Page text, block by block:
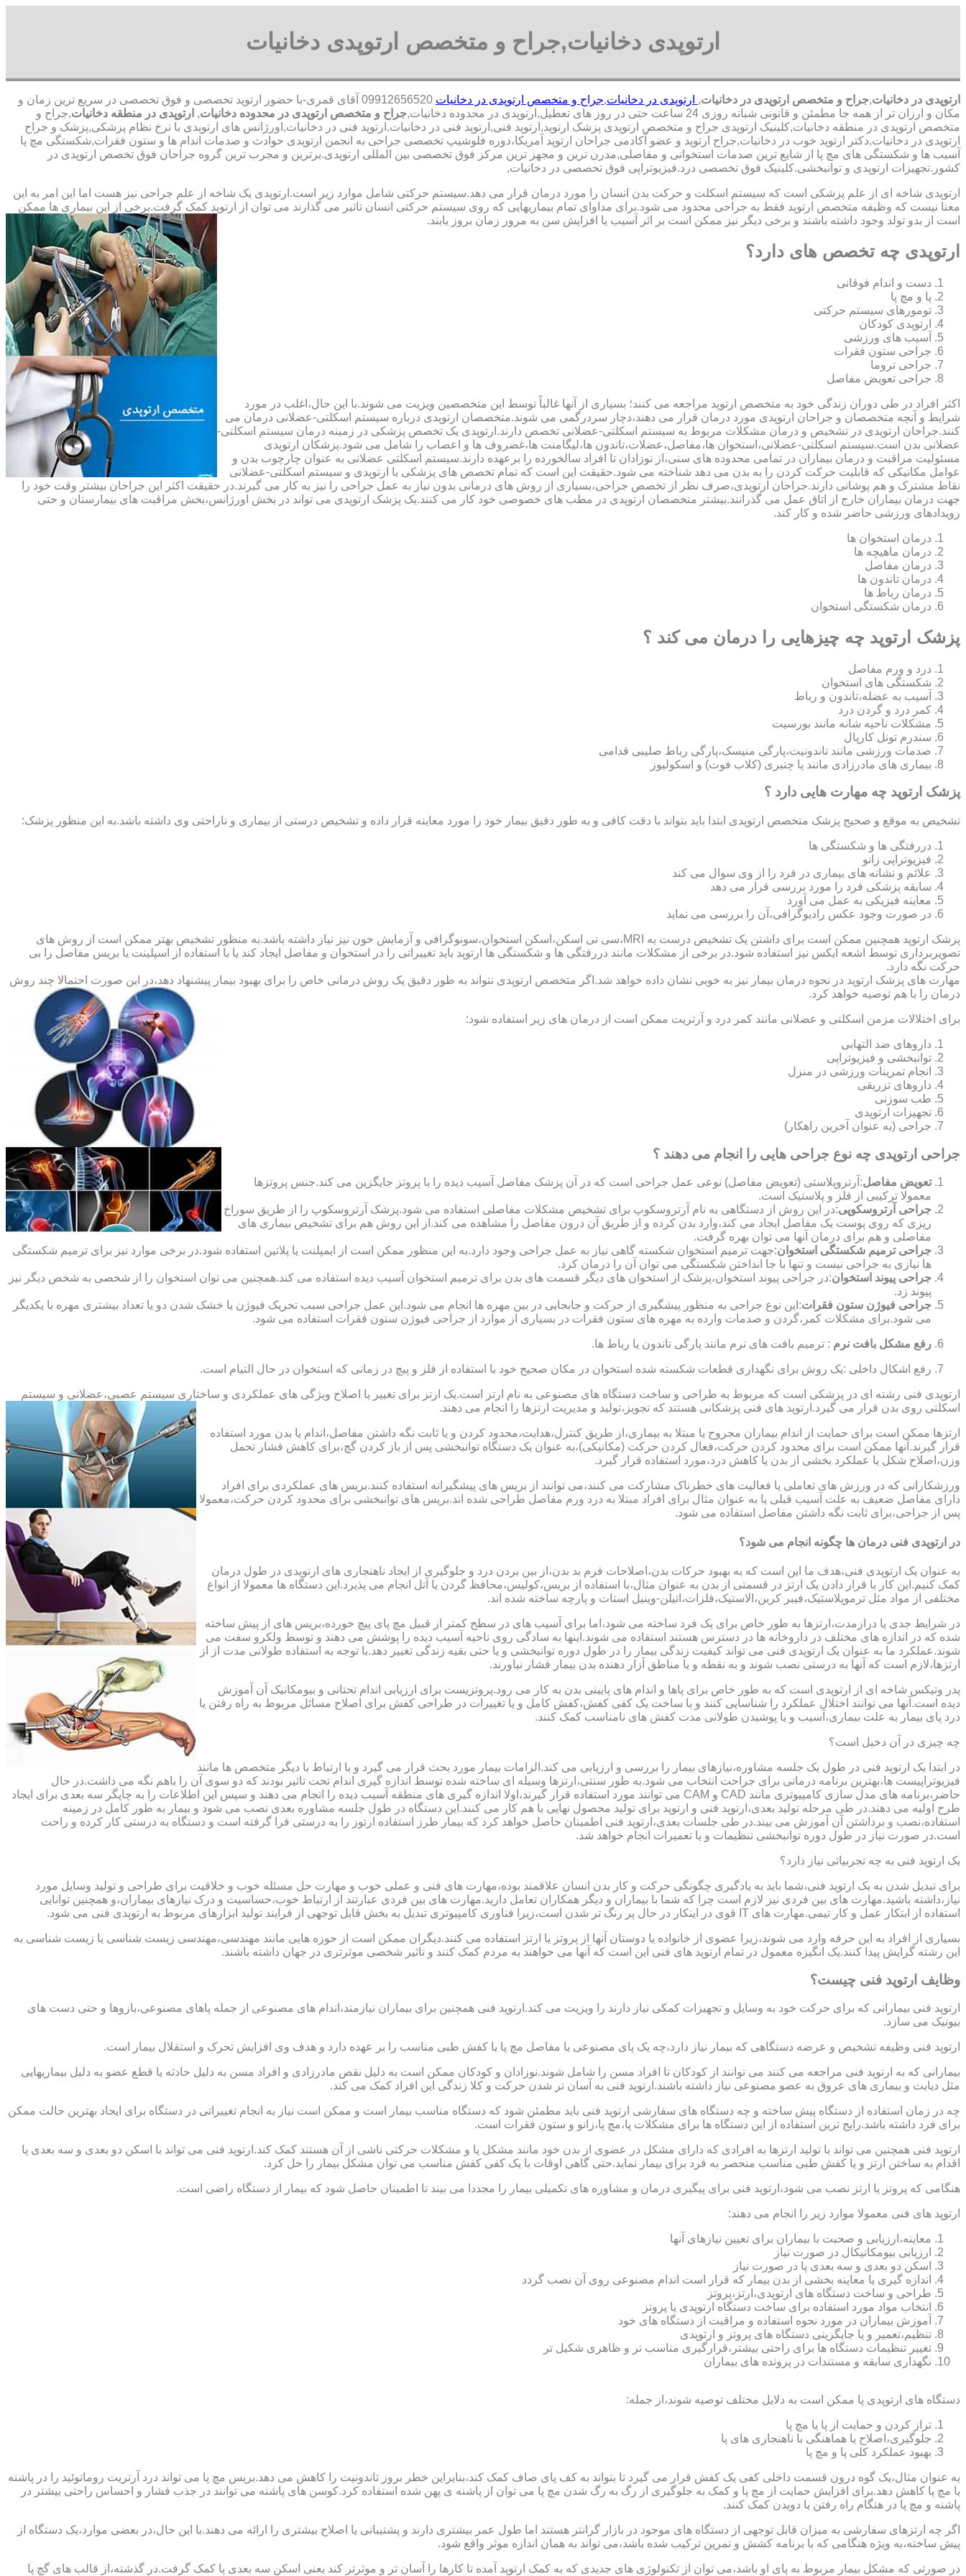
ارتوپدی دخانیات,جراح و متخصص ارتوپدی دخانیات
ارتوپدی در دخانیات,جراح و متخصص ارتوپدی در دخانیات, ارتوپدی در دخانیات,جراح و متخصص ارتوپدی در دخانیات
09912656520 آقای قمری-با حضور ارتوپد تخصصی و فوق تخصصی در سریع ترین زمان و
مکان و ارزان تر از همه جا مطمئن و قانونی شبانه روزی 24 ساعت حتی در روز های تعطیل,ارتوپدی در محدوده دخانیات,
جراح و متخصص ارتوپدی در محدوده دخانیات, ارتوپدی در منطقه دخانیات,جراح و
متخصص ارتوپدی در منطقه دخانیات,کلینیک ارتوپدی جراح و متخصص ارتوپدی پزشک ارتوپد,ارتوپد فنی,ارتوپد فنی در دخانیات,ارتوپد فنی در دخانیات,اورژانس های ارتوپدی با نرخ نظام پزشکی,پزشک و جراح
ارتوپدی در دخانیات,دکتر ارتوپد خوب در دخانیات,جراح ارتوپد و عضو آکادمی جراحان ارتوپد آمریکا،دوره فلوشیپ تخصصی جراحی به انجمن ارتوپدی حوادث و صدمات اندام ها و ستون فقرات,شکستگی مچ پا
آسیب ها و شکستگی های مچ پا از شایع ترین صدمات استخوانی و مفاصلی,مدرن ترین و مجهز ترین مرکز فوق تخصصی بین المللی ارتوپدی.برترین ‏و ‏مجرب ‏ترین ‏گروه ‏جراحان ‏فوق ‏تخصص ‏ارتوپدی ‏در
‏کشور.تجهیزات ارتوپدی و توانبخشی.کلینیک فوق تخصصی درد.فیزیوتراپی فوق تخصصی در دخانیات,
ارتوپدی شاخه ای از علم پزشکی است که سیستم اسکلت و حرکت بدن انسان را مورد درمان قرار می دهد.سیستم حرکتی شامل موارد زیر است.ارتوپدی یک شاخه از علم جراحی نیز هست اما این امر به این
معنا نیست که وظیفه متخصص ارتوپد فقط به جراحی محدود می شود.برای مداوای تمام بیماریهایی که روی سیستم حرکتی انسان تاثیر می گذارند می توان از ارتوپد کمک گرفت.برخی از این بیماری ها ممکن
است از بدو تولد وجود داشته باشند و برخی دیگر نیز ممکن است بر اثر آسیب یا افزایش سن به مرور زمان بروز یابند.
ارتوپدی چه تخصص های دارد؟
دست و اندام فوقانی
پا و مچ پا
تومورهای سیستم حرکتی
ارتوپدی کودکان
آسیب های ورزشی
جراحی ستون فقرات
جراحی تروما
جراحی تعویض مفاصل
اکثر افراد در طی دوران زندگی خود به متخصص ارتوپد مراجعه می کنند؛ بسیاری از آنها غالباً توسط این متخصصین ویزیت می شوند.با این حال،اغلب در مورد
شرایط و آنچه متخصصان و جراحان ارتوپدی مورد درمان قرار می دهند،دچار سردرگمی می شوند.متخصصان ارتوپدی درباره سیستم اسکلتی-عضلانی درمان می
کنند.جراحان ارتوپدی در تشخیص و درمان مشکلات مربوط به سیستم اسکلتی-عضلانی تخصص دارند.ارتوپدی یک تخصص پزشکی در زمینه درمان سیستم اسکلتی-
عضلانی بدن است.سیستم اسکلتی-عضلانی،استخوان ها،مفاصل،عضلات،تاندون ها،لیگامنت ها،غضروف ها و اعصاب را شامل می شود.پزشکان ارتوپدی
مسئولیت مراقبت و درمان بیماران در تمامی محدوده های سنی،از نوزادان تا افراد سالخورده را برعهده دارند.سیستم اسکلتی عضلانی به عنوان چارچوب بدن و
عوامل مکانیکی که قابلیت حرکت کردن را به بدن می دهد شناخته می شود.حقیقت این است که تمام تخصص های پزشکی با ارتوپدی و سیستم اسکلتی-عضلانی
نقاط مشترک و هم پوشانی دارند.جراحان ارتوپدی،صرف نظر از تخصص جراحی،بسیاری از روش های درمانی بدون نیاز به عمل جراحی را نیز به کار می گیرند.در حقیقت اکثر این جراحان بیشتر وقت خود را
جهت درمان بیماران خارج از اتاق عمل می گذرانند.بیشتر متخصصان ارتوپدی در مطب های خصوصی خود کار می کنند.یک پزشک ارتوپدی می تواند در بخش اورژانس،بخش مراقبت های بیمارستان و حتی
رویدادهای ورزشی حاضر شده و کار کند.
درمان استخوان ها
درمان ماهیچه ها
درمان مفاصل
درمان تاندون ها
درمان رباط ها
درمان شکستگی استخوان
پزشک ارتوپد چه چیزهایی را درمان می کند ؟
درد و ورم مفاصل
شکستگی های استخوان
آسیب به عضله،تاندون و رباط
کمر درد و گردن درد
مشکلات ناحیه شانه مانند بورسیت
سندرم تونل کارپال
صدمات ورزشی مانند تاندونیت،پارگی منیسک،پارگی رباط صلیبی قدامی
بیماری های مادرزادی مانند پا چنبری (کلاب فوت) و اسکولیوز
پزشک ارتوپد چه مهارت هایی دارد ؟
تشخیص به موقع و صحیح پزشک متخصص ارتوپدی ابتدا باید بتواند با دقت کافی و به طور دقیق بیمار خود را مورد معاینه قرار داده و تشخیص درستی از بیماری و ناراحتی وی داشته باشد.به این منظور پزشک:
دررفتگی ها و شکستگی ها
فیزیوتراپی زانو
علائم و نشانه های بیماری در فرد را از وی سوال می کند
سابقه پزشکی فرد را مورد بررسی قرار می دهد
معاینه فیزیکی به عمل می آورد
در صورت وجود عکس رادیوگرافی،آن را بررسی می‎ نماید
پزشک ارتوپد همچنین ممکن است برای داشتن یک تشخیص درست به MRI،سی تی اسکن،اسکن استخوان،سونوگرافی و آزمایش خون نیز نیاز داشته باشد.به منظور تشخیص بهتر ممکن است از روش های
تصویربرداری توسط اشعه ایکس نیز استفاده شود.در برخی از مشکلات مانند دررفتگی ها و شکستگی ها ارتوپد باید تغییراتی را در استخوان و مفاصل ایجاد کند یا با استفاده از اسپلینت یا بریس مفاصل را بی
حرکت نگه دارد.
مهارت های پزشک ارتوپد در نحوه درمان بیمار نیز به خوبی نشان داده خواهد شد.اگر متخصص ارتوپدی نتواند به طور دقیق یک روش درمانی خاص را برای بهبود بیمار پیشنهاد دهد،در این صورت احتمالا چند روش
درمان را با هم توصیه خواهد کرد.
برای اختلالات مزمن اسکلتی و عضلانی مانند کمر درد و آرتریت ممکن است از درمان های زیر استفاده شود:
داروهای ضد التهابی
توانبخشی و فیزیوتراپی
انجام تمرینات ورزشی در منزل
داروهای تزریقی
طب سوزنی
تجهیزات ارتوپدی
جراحی (به عنوان آخرین راهکار)
جراحی ارتوپدی چه نوع جراحی هایی را انجام می دهند ؟
تعویض مفاصل:آرتروپلاستی (تعویض مفاصل) نوعی عمل جراحی است که در آن پزشک مفاصل آسیب دیده را با پروتز جایگزین می کند.جنس پروتزها
معمولا ترکیبی از فلز و پلاستیک است.
جراحی آرتروسکوپی:در این روش از دستگاهی به نام آرتروسکوپ برای تشخیص مشکلات مفاصلی استفاده می شود.پزشک آرتروسکوپ را از طریق سوراخ
ریزی که روی پوست یک مفاصل ایجاد می کند،وارد بدن کرده و از طریق آن درون مفاصل را مشاهده می کند.از این روش هم برای تشخیص بیماری های
مفاصلی و هم برای درمان آنها می توان بهره گرفت.
جراحی ترمیم شکستگی استخوان:جهت ترمیم استخوان شکسته گاهی نیاز به عمل جراحی وجود دارد.به این منظور ممکن است از ایمپلنت یا پلاتین استفاده شود.در برخی موارد نیز برای ترمیم شکستگی
ها نیازی به جراحی نیست و تنها با جا انداختن شکستگی می توان آن را درمان کرد.
جراحی پیوند استخوان:در جراحی پیوند استخوان،پزشک از استخوان های دیگر قسمت های بدن برای ترمیم استخوان آسیب دیده استفاده می کند.همچنین می توان استخوان را از شخصی به شخص دیگر نیز
پیوند زد.
جراحی فیوژن ستون فقرات:این نوع جراحی به منظور پیشگیری از حرکت و جابجایی در بین مهره ها انجام می شود.این عمل جراحی سبب تحریک فیوژن یا خشک شدن دو یا تعداد بیشتری مهره با یکدیگر
می شود.برای مشکلات کمر،گردن و صدمات وارده به مهره های ستون فقرات در بسیاری از موارد از جراحی فیوژن ستون فقرات استفاده می شود.
رفع مشکل بافت نرم : ترمیم بافت های نرم مانند پارگی تاندون یا رباط ها.
رفع اشکال داخلی :یک روش برای نگهداری قطعات شکسته شده استخوان در مکان صحیح خود با استفاده از فلز و پیچ در زمانی که استخوان در حال التیام است.
ارتوپدی فنی رشته ای در پزشکی است که مربوط به طراحی و ساخت دستگاه های مصنوعی به نام ارتز است.یک ارتز برای تغییر یا اصلاح ویژگی های عملکردی و ساختاری سیستم عصبی،عضلانی و سیستم
اسکلتی روی بدن قرار می گیرد.ارتوپد های فنی پزشکانی هستند که تجویز،تولید و مدیریت ارتزها را انجام می دهند.
ارتزها ممکن است برای حمایت از اندام بیماران مجروح یا مبتلا به بیماری،از طریق کنترل،هدایت،محدود کردن و یا ثابت نگه داشتن مفاصل،اندام یا بدن مورد استفاده
قرار گیرند.آنها ممکن است برای محدود کردن حرکت،فعال کردن حرکت (مکانیکی)،به عنوان یک دستگاه توانبخشی پس از باز کردن گچ،برای کاهش فشار تحمل
وزن،اصلاح شکل یا عملکرد بخشی از بدن یا کاهش درد،مورد استفاده قرار گیرد.
ورزشکارانی که در ورزش های تعاملی یا فعالیت های خطرناک مشارکت می کنند،می توانند از بریس های پیشگیرانه استفاده کنند.بریس های عملکردی برای افراد
دارای مفاصل ضعیف به علت آسیب قبلی یا به عنوان مثال برای افراد مبتلا به درد ورم مفاصل طراحی شده اند.بریس های توانبخشی برای محدود کردن حرکت،معمولا
پس از جراحی،برای ثابت نگه داشتن مفاصل استفاده می شود.
در ارتوپدی فنی درمان ها چگونه انجام می شود؟
به عنوان یک ارتوپدی فنی،هدف ما این است که به بهبود حرکات بدن،اصلاحات فرم بد بدن،از بین بردن درد و جلوگیری از ایجاد ناهنجاری های ارتوپدی در طول درمان
کمک کنیم.این کار با قرار دادن یک ارتز در قسمتی از بدن به عنوان مثال،با استفاده از بریس،کولیس،محافظ گردن یا آتل انجام می پذیرد.این دستگاه ها معمولا از انواع
مختلفی از مواد مثل ترموپلاستیک،فیبر کربن،الاستیک،فلزات،اتیلن-وینیل استات و پارچه ساخته شده اند.
در شرایط جدی یا درازمدت،ارتزها به طور خاص برای یک فرد ساخته می شود،اما برای آسیب های در سطح کمتر از قبیل مچ پای پیچ خورده،بریس های از پیش ساخته
شده که در اندازه های مختلف در داروخانه ها در دسترس هستند استفاده می شوند.اینها به سادگی روی ناحیه آسیب دیده را پوشش می دهند و توسط ولکرو سفت می
شوند.عملکرد ما به عنوان یک ارتوپدی فنی می تواند کیفیت زندگی بیمار را در طول دوره توانبخشی و یا حتی بقیه زندگی تغییر دهد.با توجه به استفاده طولانی مدت از از
ارتزها،لازم است که آنها به درستی نصب شوند و به نقطه و یا مناطق آزار دهنده بدن بیمار فشار نیاورند.
پدر وتیکس شاخه ای از ارتوپدی است که به طور خاص برای پاها و اندام های پایینی بدن به کار می رود.پروتزیست برای ارزیابی اندام تحتانی و بیومکانیک آن آموزش
دیده است.آنها می توانند اختلال عملکرد را شناسایی کنند و با ساخت یک کفی کفش،کفش کامل و یا تغییرات در طراحی کفش برای اصلاح مسائل مربوط به راه رفتن یا
درد پای بیمار به علت بیماری،آسیب و یا پوشیدن طولانی مدت کفش های نامناسب کمک کنند.
چه چیزی در آن دخیل است؟
در ابتدا یک ارتوپد فنی در طول یک جلسه مشاوره،نیازهای بیمار را بررسی و ارزیابی می کند.الزامات بیمار مورد بحث قرار می گیرد و با ارتباط با دیگر متخصص ها مانند
فیزیوتراپیست ها،بهترین برنامه درمانی برای جراحت انتخاب می شود.به طور سنتی،ارتزها وسیله ای ساخته شده توسط اندازه گیری اندام تحت تاثیر بودند که دو سوی آن را باهم نگه می داشت.در حال
حاضر،برنامه های مدل سازی کامپیوتری مانند CAD و CAM می توانند مورد استفاده قرار گیرند،اولا اندازه گیری های منطقه آسیب دیده را انجام می دهند و سپس این اطلاعات را به چاپگر سه بعدی برای ایجاد
طرح اولیه می دهند.در طی مرحله تولید بعدی،ارتوپد فنی و ارتوپد برای تولید محصول نهایی با هم کار می کنند.این دستگاه در طول جلسه مشاوره بعدی نصب می شود و بیمار به طور کامل در زمینه
استفاده،نصب و برداشتن آن آموزش می بیند.در طی جلسات بعدی،ارتوپد فنی اطمینان حاصل خواهد کرد که بیمار طرز استفاده ارتوز را به درستی فرا گرفته است و دستگاه به درستی کار کرده و راحت
است.در صورت نیاز در طول دوره توانبخشی تنظیمات و یا تعمیرات انجام خواهد شد.
یک ارتوپد فنی به چه تجربیاتی نیاز دارد؟
برای تبدیل شدن به یک ارتوپد فنی،شما باید به یادگیری چگونگی حرکت و کار بدن انسان علاقمند بوده،مهارت های فنی و عملی خوب و مهارت حل مسئله خوب و خلاقیت برای طراحی و تولید وسایل مورد
نیاز،داشته باشید.مهارت های بین فردی نیز لازم است چرا که شما با بیماران و دیگر همکاران تعامل دارید.مهارت های بین فردی عبارتند از ارتباط خوب،حساسیت و درک نیازهای بیماران،و همچنین توانایی
استفاده از ابتکار عمل و کار تیمی.مهارت های IT قوی در اینکار در حال پر رنگ تر شدن است،زیرا فناوری کامپیوتری تبدیل به بخش قابل توجهی از فرایند تولید ابزارهای مربوط به ارتوپدی فنی می شود.
بسیاری از افراد به این حرفه وارد می شوند،زیرا عضوی از خانواده یا دوستان آنها از پروتز یا ارتز استفاده می کنند.دیگران ممکن است از حوزه هایی مانند مهندسی،مهندسی زیست شناسی یا زیست شناسی به
این رشته گرایش پیدا کنند.یک انگیزه معمول در تمام ارتوپد های فنی این است که آنها می خواهند به مردم کمک کنند و تاثیر شخصی موثرتری در جهان داشته باشند.
وظایف ارتوپد فنی چیست؟
ارتوپد فنی بیمارانی که برای حرکت خود به وسایل و تجهیزات کمکی نیاز دارند را ویزیت می کند.ارتوپد فنی همچنین برای بیماران نیازمند،اندام های مصنوعی از جمله پاهای مصنوعی،بازوها و حتی دست های
بیونیک می سازد.
ارتوپد فنی وظیفه تشخیص و عرضه دستگاهی که بیمار نیاز دارد،چه یک پای مصنوعی یا مفاصل مچ پا یا کفش طبی مناسب را بر عهده دارد و هدف وی افزایش تحرک و استقلال بیمار است.
بیمارانی که به ارتوپد فنی مراجعه می کنند می توانند از کودکان تا افراد مسن را شامل شوند.نوزادان و کودکان ممکن است به دلیل نقص مادرزادی و افراد مسن به دلیل حادثه یا قطع عضو به دلیل بیماریهایی
مثل دیابت و بیماری های عروق به عضو مصنوعی نیاز داشته باشند.ارتوپد فنی به آسان تر شدن حرکت و کلا زندگی این افراد کمک می کند.
چه در زمان استفاده از دستگاه پیش ساخته و چه دستگاه های سفارشی ارتوپد فنی باید مطمئن شود که دستگاه مناسب بیمار است و ممکن است نیاز به انجام تغییراتی در دستگاه برای ایجاد بهترین حالت ممکن
برای فرد داشته باشد.رایج ترین استفاده از این دستگاه ها برای مشکلات پا،مچ پا،زانو و ستون فقرات است.
ارتوپد فنی همچنین می تواند با تولید ارتزها به افرادی که دارای مشکل در عضوی از بدن خود مانند مشکل پا و مشکلات حرکتی ناشی از آن هستند کمک کند.ارتوپد فنی می تواند با اسکن دو بعدی و سه بعدی پا
اقدام به ساختن ارتز و یا کفش طبی مناسب منحصر به فرد برای بیمار نماید.حتی گاهی اوقات با یک کفی کفش مناسب می توان مشکل بیمار را حل کرد.
هنگامی که پروتز یا ارتز نصب می شود،ارتوپد فنی برای پیگیری درمان و مشاوره های تکمیلی بیمار را مجددا می بیند تا اطمینان حاصل شود که بیمار از دستگاه راضی است.
ارتوپد های فنی معمولا موارد زیر را انجام می دهند:
معاینه،ارزیابی و صحبت با بیماران برای تعیین نیازهای آنها
ارزیابی بیومکانیکال در صورت نیاز
اسکن دو بعدی و سه بعدی پا در صورت نیاز
اندازه گیری یا معاینه بخشی از بدن بیمار که قرار است اندام مصنوعی روی آن نصب گردد
طراحی و ساخت دستگاه های ارتوپدی،ارتز،پروتز
انتخاب مواد مورد استفاده برای ساخت دستگاه ارتوپدی یا پروتز
آموزش بیماران در مورد نحوه استفاده و مراقبت از دستگاه های خود
تنظیم،تعمیر و یا جایگزینی دستگاه های پروتز و ارتوپدی
تغییر تنظیمات دستگاه ها برای راحتی بیشتر،قرارگیری مناسب تر و ظاهری شکیل تر
نگهداری سابقه و مستندات در پرونده های بیماران
دستگاه های ارتوپدی پا ممکن است به دلایل مختلف توصیه شوند،از جمله:
تراز کردن و حمایت از پا یا مچ پا
جلوگیری،اصلاح یا هماهنگی با ناهنجاری های پا
بهبود عملکرد کلی پا و مچ پا
به عنوان مثال،یک گوه درون قسمت داخلی کفی یک کفش قرار می گیرد تا بتواند به کف پای صاف کمک کند،بنابراین خطر بروز تاندونیت را کاهش می دهد.بریس مچ پا می تواند درد آرتریت روماتوئید را در پاشنه
یا مچ پا کاهش دهد.برای افزایش حمایت از مچ پا و کمک به جلوگیری از رگ به رگ شدن مچ پا می توان از پاشنه ی پهن شده استفاده کرد.کوسن های پاشنه می توانند در جذب فشار و احساس راحتی بیشتر در
پاشنه و مچ پا در هنگام راه رفتن یا دویدن کمک کنند.
اگر چه ارتزهای سفارشی به میزان قابل توجهی از دستگاه های موجود در بازار گرانتر هستند اما طول عمر بیشتری دارند و پشتیبانی یا اصلاح بیشتری را ارائه می دهند.با این حال،در بعضی موارد،یک دستگاه از
پیش ساخته،به ویژه هنگامی که با برنامه کشش و تمرین ترکیب شده باشد،می تواند به همان اندازه موثر واقع شود.
در صورتی که مشکل بیمار مربوط به پای او باشد،می توان از تکنولوژی های جدیدی که به کمک ارتوپد آمده تا کارها را آسان تر و موثرتر کند یعنی اسکن سه بعدی پا کمک گرفت.در گذشته،از قالب های گچ پا